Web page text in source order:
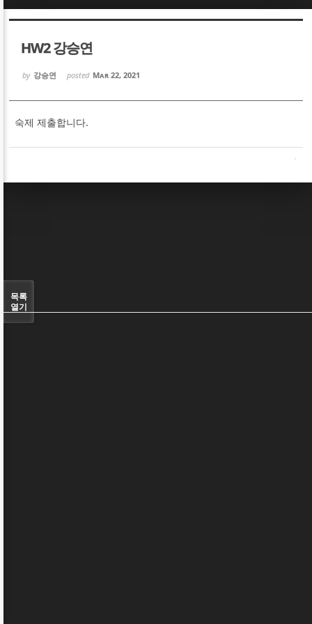
HW2 강승연
by 강승연 posted Mar 22, 2021
숙제 제출합니다.
목록
열기
Sketchbook5, 스케치북5
Sketchbook5, 스케치북5
Sketchbook5, 스케치북5
Sketchbook5, 스케치북5